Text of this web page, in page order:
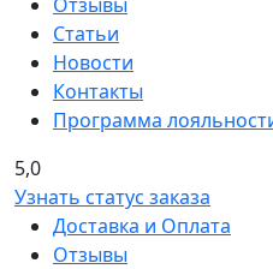
Статьи
Новости
Контакты
Программа
5,0
Узнать статус заказа
Доставка и Оплата
Отзывы